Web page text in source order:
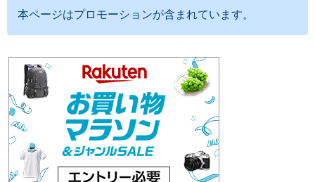
本ページはプロモーションが含まれています。